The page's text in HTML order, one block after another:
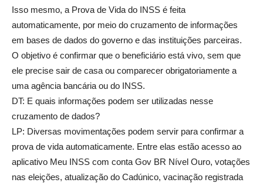
Isso mesmo, a Prova de Vida do INSS é feita
automaticamente, por meio do cruzamento de informações
em bases de dados do governo e das instituições parceiras.
O objetivo é confirmar que o beneficiário está vivo, sem que
ele precise sair de casa ou comparecer obrigatoriamente a
uma agência bancária ou do INSS.
DT: E quais informações podem ser utilizadas nesse
cruzamento de dados?
LP: Diversas movimentações podem servir para confirmar a
prova de vida automaticamente. Entre elas estão acesso ao
aplicativo Meu INSS com conta Gov BR Nível Ouro, votações
nas eleições, atualização do Cadúnico, vacinação registrada